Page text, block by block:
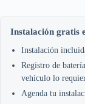
Instalación gratis
Instalación
Registro de
vehículo lo
Agenda tu